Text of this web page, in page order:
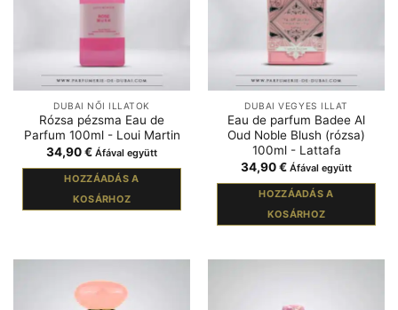
DUBAI NŐI ILLATOK
Rózsa pézsma Eau de
Parfum 100ml - Loui Martin
34,90€ Áfával együtt
HOZZÁADÁS A
KOSÁRHOZ
DUBAI VEGYES ILLAT
Eau de parfum Badee Al
Oud Noble Blush (rózsa)
100ml - Lattafa
34,90€ Áfával együtt
HOZZÁADÁS A
KOSÁRHOZ